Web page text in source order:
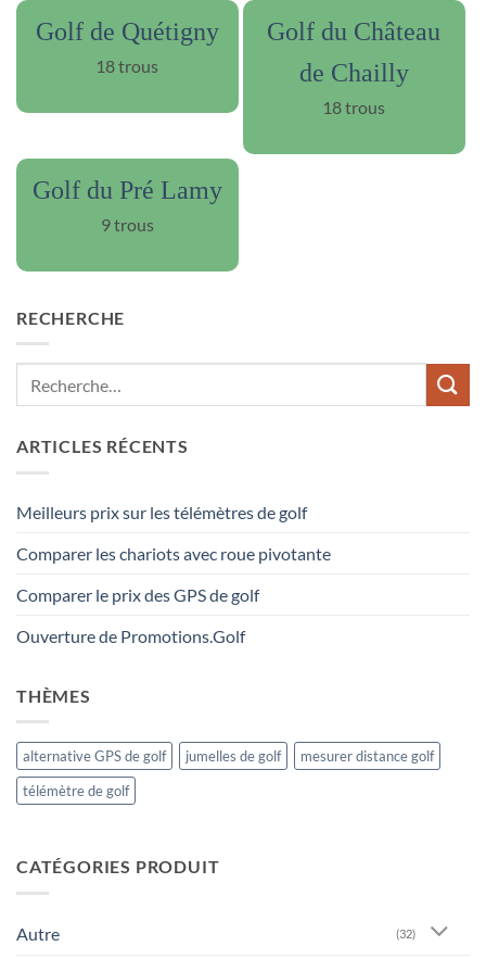
Golf de Quétigny
18 trous
Golf du Château
de Chailly
18 trous
Golf du Pré Lamy
9 trous
RECHERCHE
ARTICLES RÉCENTS
Meilleurs prix sur les télémètres de golf
Comparer les chariots avec roue pivotante
Comparer le prix des GPS de golf
Ouverture de Promotions.Golf
THÈMES
alternative GPS de golf jumelles de golf
mesurer distance golf
télémètre de golf
CATÉGORIES PRODUIT
Autre (32)